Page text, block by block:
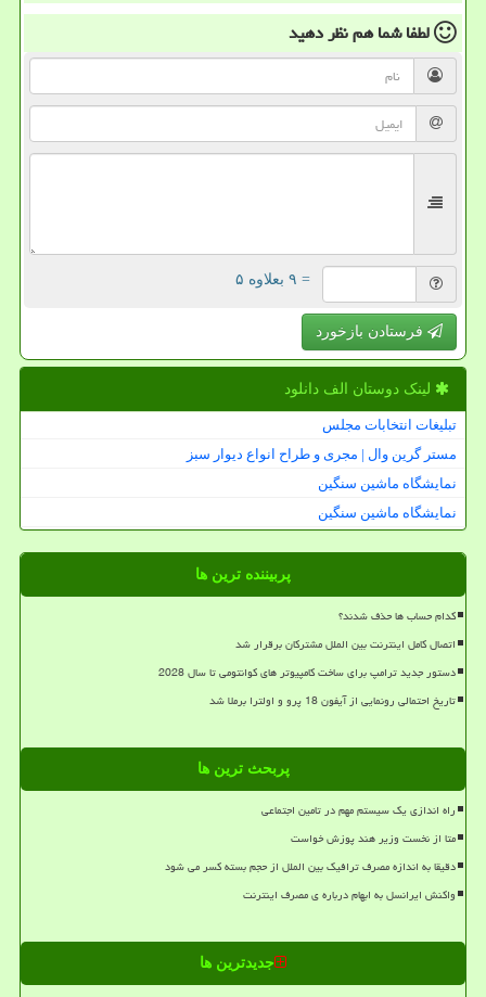
لطفا شما همنظر دهید
= ۹ بعلاوه ۵
فرستادن بازخورد
لینک دوستان الف دانلود
تبلیغات انتخابات مجلس
مستر گرین وال | مجری و طراح انواع دیوار سبز
نمایشگاه ماشین سنگین
نمایشگاه ماشین سنگین
پربیننده ترین ها
کدام حساب ها حذف شدند؟
اتصال کامل اینترنت بین الملل مشترکان برقرار شد
دستور جدید ترامپ برای ساخت کامپیوتر های کوانتومی تا سال 2028
تاریخ احتمالی رونمایی از آیفون 18 پرو و اولترا برملا شد
پربحث ترین ها
راه اندازی یک سیستم مهم در تامین اجتماعی
متا از نخست وزیر هند پوزش خواست
دقیقا به اندازه مصرف ترافیک بین الملل از حجم بسته کسر می شود
واکنش ایرانسل به ابهام درباره ی مصرف اینترنت
جدیدترین ها